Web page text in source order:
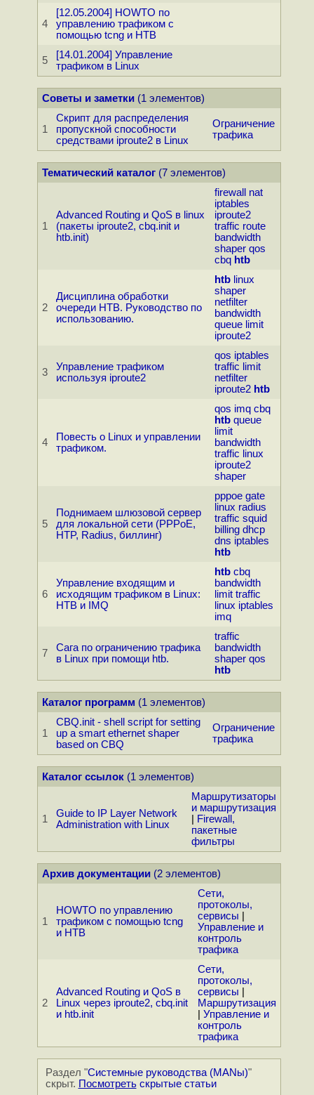
4
[12.05.2004] HOWTO по
управлению трафиком с
помощью tcng и HTB
5
[14.01.2004] Управление
трафиком в Linux
Советы и заметки(1 элементов)
1
Скрипт для распределения
пропускной способности
средствами iproute2 в Linux
Ограничение
трафика
Тематический каталог(7 элементов)
1
Advanced Routing и QoS в linux
(пакеты iproute2, cbq.init и
htb.init)
firewall
nat
iptables
iproute2
traffic route
bandwidth
shaper qos
cbq htb
2
Дисциплина обработки
очереди HTB. Руководство по
использованию.
htb linux
shaper
netfilter
bandwidth
queue limit
iproute2
3
Управление трафиком
используя iproute2
qos iptables
traffic limit
netfilter
iproute2 htb
4
Повесть о Linux и управлении
трафиком.
qos imq cbq
htb queue
limit
bandwidth
traffic linux
iproute2
shaper
5
Поднимаем шлюзовой сервер
для локальной сети (PPPoE,
HTP, Radius, биллинг)
pppoe gate
linux radius
traffic squid
billing dhcp
dns iptables
htb
6
Управление входящим и
исходящим трафиком в Linux:
HTB и IMQ
htb cbq
bandwidth
limit traffic
linux iptables
imq
7
Сага по ограничению трафика
в Linux при помощи htb.
traffic
bandwidth
shaper qos
htb
Каталог программ (1 элементов)
1
CBQ.init - shell script for setting
up a smart ethernet shaper
based on CBQ
Ограничение
трафика
Каталог ссылок(1 элементов)
1
Guide to IP Layer Network
Administration with Linux
Маршрутизаторы
и маршрутизация
Firewall,
пакетные
фильтры
Архив документации(2 элементов)
1
HOWTO по управлению
трафиком с помощью tcng
и HTB
Сети,
протоколы,
сервисы
Управление и
контроль
трафика
2
Advanced Routing и QoS в
Linux через iproute2, cbq.init
и htb.init
Сети,
протоколы,
сервисы
Маршрутизация
Управление и
контроль
трафика
Раздел "Системные руководства (MANы)"
скрыт. Посмотретьскрытые статьи